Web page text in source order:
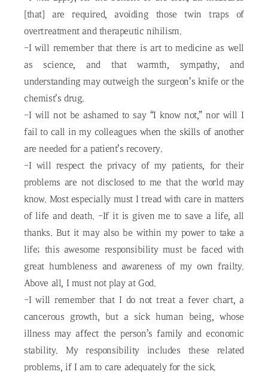
[that] are required, avoiding those twin traps of
overtreatment and therapeutic nihilism.
-I will remember that there is art to medicine as well
as science, and that warmth, sympathy, and
understanding may outweigh the surgeon’s knife or the
chemist’s drug.
-I will not be ashamed to say “I know not,” nor will I
fail to call in my colleagues when the skills of another
are needed for a patient’s recovery.
-I will respect the privacy of my patients, for their
problems are not disclosed to me that the world may
know. Most especially must I tread with care in matters
of life and death. -If it is given me to save a life, all
thanks. But it may also be within my power to take a
life; this awesome responsibility must be faced with
great humbleness and awareness of my own frailty.
Above all, I must not play at God.
-I will remember that I do not treat a fever chart, a
cancerous growth, but a sick human being, whose
illness may affect the person’s family and economic
stability. My responsibility includes these related
problems, if I am to care adequately for the sick.